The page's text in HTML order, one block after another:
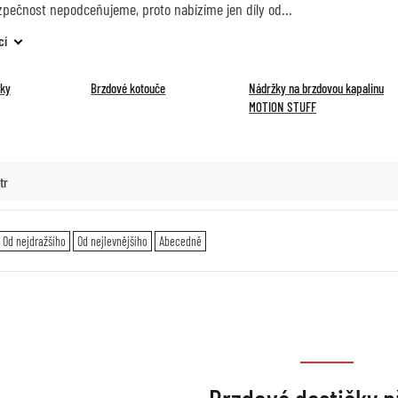
nepodceňujeme, proto nabízíme jen díly od
Brzdové kotouče
Nádržky na brzdovou kapalinu
MOTION STUFF
Od nejdražšího Od nejlevnějšího Abecedně